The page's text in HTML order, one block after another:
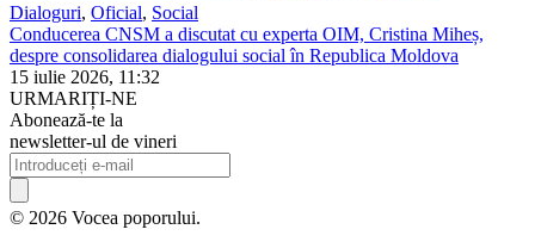
Dialoguri, Oficial, Social
Conducerea CNSM a discutat cu experta OIM, Cristina Miheș,
despre consolidarea dialogului social în Republica Moldova
15 iulie 2026, 11:32
URMARIȚI-NE
Abonează-te la
newsletter-ul de vineri
© 2026 Vocea poporului.